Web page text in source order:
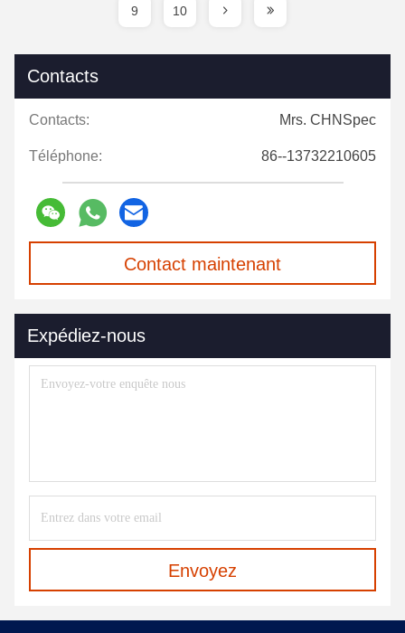
9 10
Contacts
Contacts: Mrs. CHNSpec
Téléphone: 86--13732210605
Contact maintenant
Expédiez-nous
Envoyez